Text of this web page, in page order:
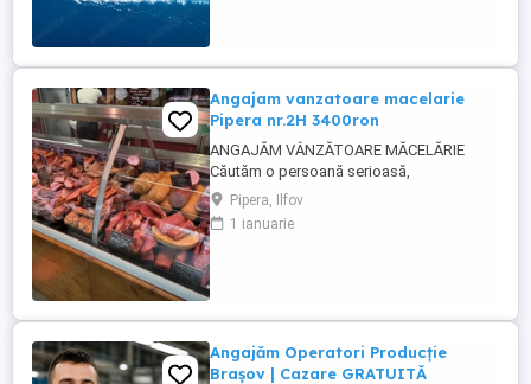
Angajam vanzatoare macelarie
Pipera nr.2H 3400ron
ANGAJĂM VÂNZĂTOARE MĂCELĂRIE
Căutăm o persoană serioasă,
responsabilă și amabilă pentru postul de
vânzătoare într-o măcelărie modernă.
Cerințe: Experiență în domeniul vânzărilor
Rapiditate, ...
Pipera, Ilfov
1 ianuarie
Angajăm Operatori Producție
Brașov | Cazare GRATUITĂ